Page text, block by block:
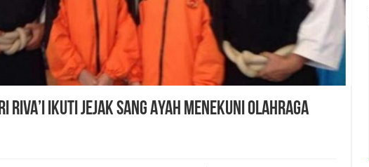
RIVA’I IKUTI JEJAK SANG AYAH MENEKUNI OLAHRAGA